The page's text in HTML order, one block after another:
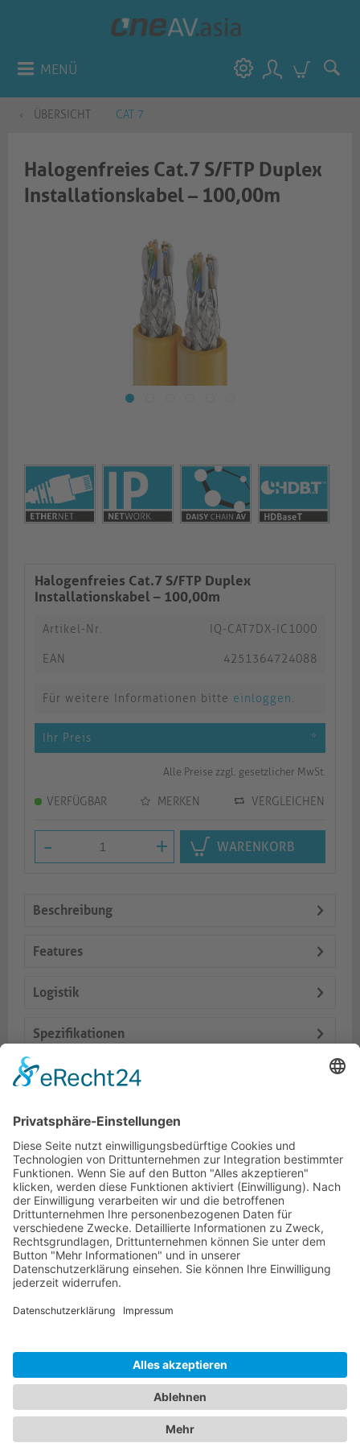
MENÜ
ÜBERSICHT CAT 7
Halogenfreies Cat.7 S/FTP Duplex
Installationskabel – 100,00m
Halogenfreies Cat.7 S/FTP Duplex
Installationskabel – 100,00m
Artikel-Nr. IQ-CAT7DX-IC1000
EAN 4251364724088
Für weitere Informationen bitte einloggen.
Ihr Preis *
Alle Preise zzgl. gesetzlicher MwSt.
VERFÜGBAR MERKEN VERGLEICHEN
- + WARENKORB
Beschreibung
Features
Logistik
Spezifikationen
Lieferumfang
Dokumente
Ähnliche Artikel
HOTLINE
ONEAV.EU
NEWSLETTER